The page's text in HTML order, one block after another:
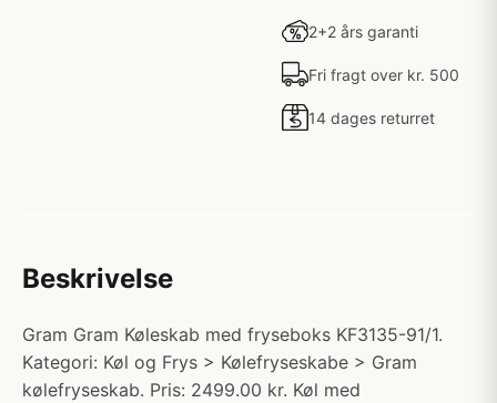
2+2 års garanti
Fri fragt over kr. 500
14 dages returret
Beskrivelse
Gram Gram Køleskab med fryseboks KF3135-91/1.
Kategori: Køl og Frys > Kølefryseskabe > Gram
kølefryseskab. Pris: 2499.00 kr. Køl med